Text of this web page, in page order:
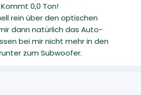
0,0 Ton!
rein über den optischen
dann natürlich das Auto-
bei mir nicht mehr in den
zum Subwoofer.